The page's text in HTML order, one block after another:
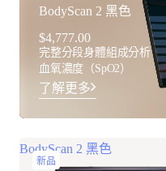
BodyScan 2 黑色
$4,777.00
完整分段身體組成分析
血氧濃度（SpO2）
了解更多
BodyScan 2 黑色
新品